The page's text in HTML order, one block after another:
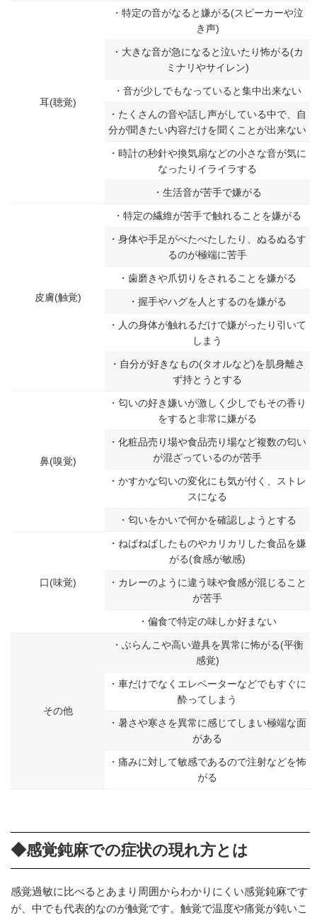
耳(聴覚)
・特定の音がなると嫌がる(スピーカーや泣
き声)
・大きな音が急になると泣いたり怖がる(カ
ミナリやサイレン)
・音が少しでもなっていると集中出来ない
・たくさんの音や話し声がしている中で、自
分が聞きたい内容だけを聞くことが出来ない
・時計の秒針や換気扇などの小さな音が気に
なったりイライラする
・生活音が苦手で嫌がる
皮膚(触覚)
・特定の繊維が苦手で触れることを嫌がる
・身体や手足がべたべたしたり、ぬるぬるす
るのが極端に苦手
・歯磨きや爪切りをされることを嫌がる
・握手やハグを人とするのを嫌がる
・人の身体が触れるだけで嫌がったり引いて
しまう
・自分が好きなもの(タオルなど)を肌身離さ
ず持とうとする
鼻(嗅覚)
・匂いの好き嫌いが激しく少しでもその香り
をすると非常に嫌がる
・化粧品売り場や食品売り場など複数の匂い
が混ざっているのが苦手
・かすかな匂いの変化にも気が付く、ストレ
スになる
・匂いをかいで何かを確認しようとする
口(味覚)
・ねばねばしたものやカリカリした食品を嫌
がる(食感が敏感)
・カレーのように違う味や食感が混じること
が苦手
・偏食で特定の味しか好まない
その他
・ぶらんこや高い遊具を異常に怖がる(平衡
感覚)
・車だけでなくエレベーターなどでもすぐに
酔ってしまう
・暑さや寒さを異常に感じてしまい極端な面
がある
・痛みに対して敏感であるので注射などを怖
がる
◆感覚鈍麻での症状の現れ方とは
感覚過敏に比べるとあまり周囲からわかりにくい感覚鈍麻です
が、中でも代表的なのが触覚です。触覚で温度や痛覚が鈍いこ